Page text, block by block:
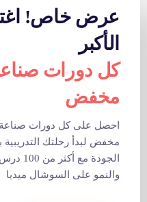
عرض خاص!
الأكبر
كل دورات
مخفض
احصل على كل دورات صناعة
مخفض لبدأ رحلتك
والنمو على السوشال ميديا